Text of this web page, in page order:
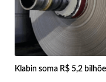
Klabin soma R$ 5,2